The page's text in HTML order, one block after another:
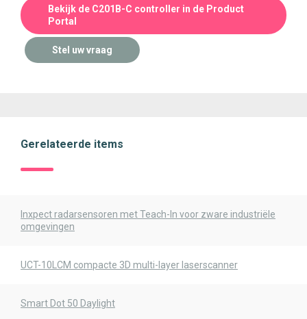
Bekijk de C201B-C controller in de Product
Portal
Stel uw vraag
Gerelateerde items
Inxpect radarsensoren met Teach-In voor zware industriële
omgevingen
UCT-10LCM compacte 3D multi-layer laserscanner
Smart Dot 50 Daylight